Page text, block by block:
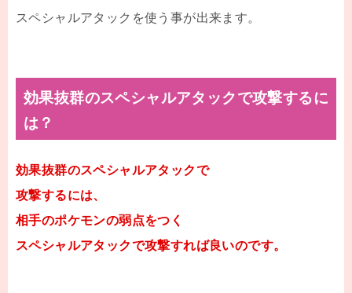
スペシャルアタックを使う事が出来ます。
効果抜群のスペシャルアタックで攻撃するに
は？
効果抜群のスペシャルアタックで
攻撃するには、
相手のポケモンの弱点をつく
スペシャルアタックで攻撃すれば良いのです。